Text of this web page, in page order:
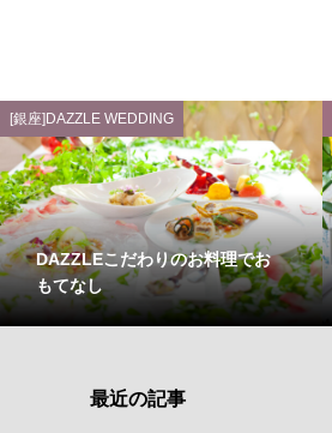
[銀座]DAZZLE WEDDING
DAZZLEこだわりのお料理でお
もてなし
最近の記事